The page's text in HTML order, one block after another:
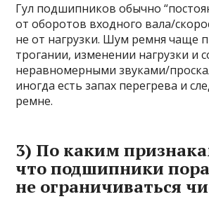
Гул подшипников обычно
от оборотов входного вала/
не от нагрузки. Шум ремня чаще
трогании, изменении нагрузки и
неравномерными звуками/
иногда есть запах перегрева и
ремне.
3) По каким
что подшипники
не ограничиваться